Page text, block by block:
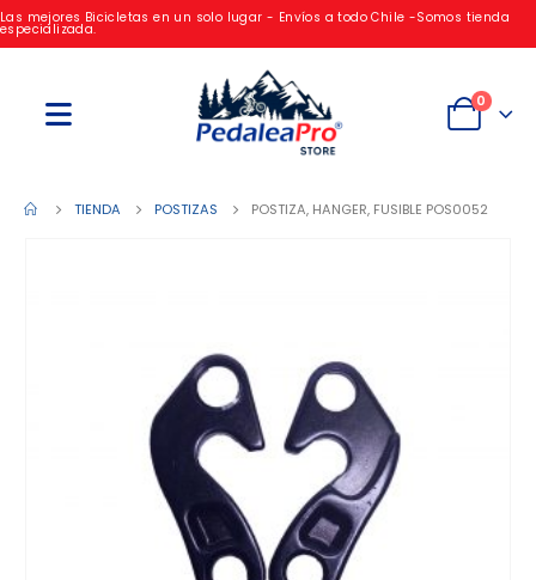
Las mejores Bicicletas en un solo lugar - Envíos a todo Chile -Somos tienda
especializada.
0
TIENDA POSTIZAS POSTIZA, HANGER, FUSIBLE POS0052